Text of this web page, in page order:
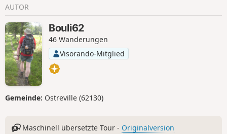
AUTOR
Bouli62
46 Wanderungen
Visorando-Mitglied
Gemeinde: Ostreville (62130)
Maschinell übersetzte Tour - Originalversion